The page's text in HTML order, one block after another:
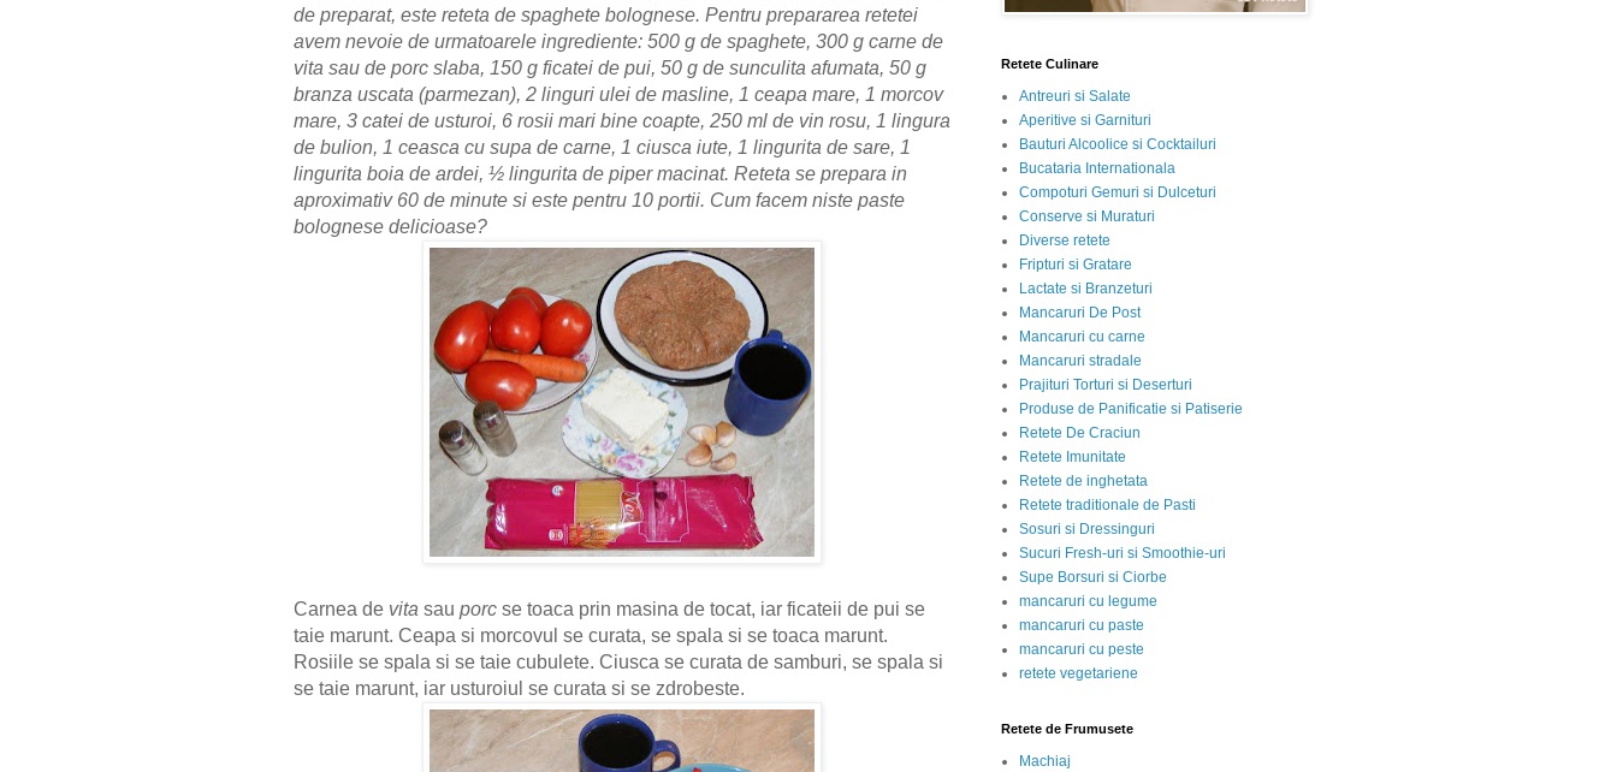
de preparat, este reteta de spaghete bolognese. Pentru prepararea retetei
avem nevoie de urmatoarele ingrediente: 500 g de spaghete, 300 g carne de
vita sau de porc slaba, 150 g ficatei de pui, 50 g de sunculita afumata, 50 g
branza uscata (parmezan), 2 linguri ulei de masline, 1 ceapa mare, 1 morcov
mare, 3 catei de usturoi, 6 rosii mari bine coapte, 250 ml de vin rosu, 1 lingura
de bulion, 1 ceasca cu supa de carne, 1 ciusca iute, 1 lingurita de sare, 1
lingurita boia de ardei, ½ lingurita de piper macinat. Reteta se prepara in
aproximativ 60 de minute si este pentru 10 portii. Cum facem niste paste
bolognese delicioase?
Carnea de vita sau porc se toaca prin masina de tocat, iar ficateii de pui se
taie marunt. Ceapa si morcovul se curata, se spala si se toaca marunt.
Rosiile se spala si se taie cubulete. Ciusca se curata de samburi, se spala si
se taie marunt, iar usturoiul se curata si se zdrobeste.
Retete Culinare
Antreuri si Salate
Aperitive si Garnituri
Bauturi Alcoolice si Cocktailuri
Bucataria Internationala
Compoturi Gemuri si Dulceturi
Conserve si Muraturi
Diverse retete
Fripturi si Gratare
Lactate si Branzeturi
Mancaruri De Post
Mancaruri cu carne
Mancaruri stradale
Prajituri Torturi si Deserturi
Produse de Panificatie si Patiserie
Retete De Craciun
Retete Imunitate
Retete de inghetata
Retete traditionale de Pasti
Sosuri si Dressinguri
Sucuri Fresh-uri si Smoothie-uri
Supe Borsuri si Ciorbe
mancaruri cu legume
mancaruri cu paste
mancaruri cu peste
retete vegetariene
Retete de Frumusete
Machiaj